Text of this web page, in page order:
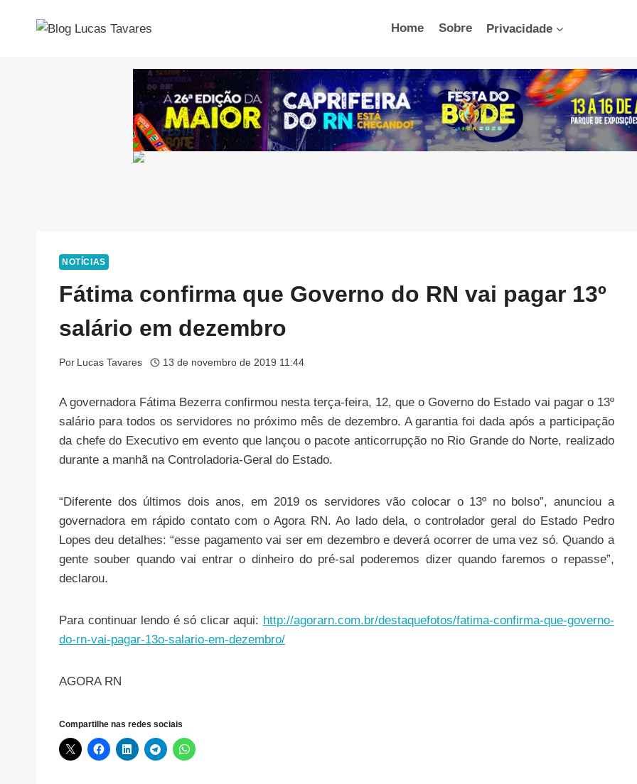
Home Sobre Privacidade
NOTÍCIAS
Fátima confirma que Governo do RN vai pagar 13º
salário em dezembro
Por Lucas Tavares 13 de novembro de 2019 11:44
A governadora Fátima Bezerra confirmou nesta terça-feira, 12, que o Governo do Estado vai pagar o 13º
salário para todos os servidores no próximo mês de dezembro. A garantia foi dada após a participação
da chefe do Executivo em evento que lançou o pacote anticorrupção no Rio Grande do Norte, realizado
durante a manhã na Controladoria-Geral do Estado.
“Diferente dos últimos dois anos, em 2019 os servidores vão colocar o 13º no bolso”, anunciou a
governadora em rápido contato com o Agora RN. Ao lado dela, o controlador geral do Estado Pedro
Lopes deu detalhes: “esse pagamento vai ser em dezembro e deverá ocorrer de uma vez só. Quando a
gente souber quando vai entrar o dinheiro do pré-sal poderemos dizer quando faremos o repasse”,
declarou.
Para continuar lendo é só clicar aqui: http://agorarn.com.br/destaquefotos/fatima-confirma-que-governo-
do-rn-vai-pagar-13o-salario-em-dezembro/
AGORA RN
Compartilhe nas redes sociais